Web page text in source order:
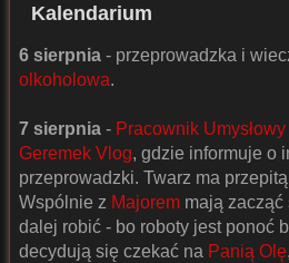
Kalendarium
6 sierpnia - przeprowadzka i
olkoholowa.
7 sierpnia - Pracownik Umysłowy
Geremek Vlog, gdzie informuje o
przeprowadzki. Twarz ma
Wspólnie z Majorem mają
dalej robić - bo roboty jest ponoć
decydują się czekać na Panią Olę